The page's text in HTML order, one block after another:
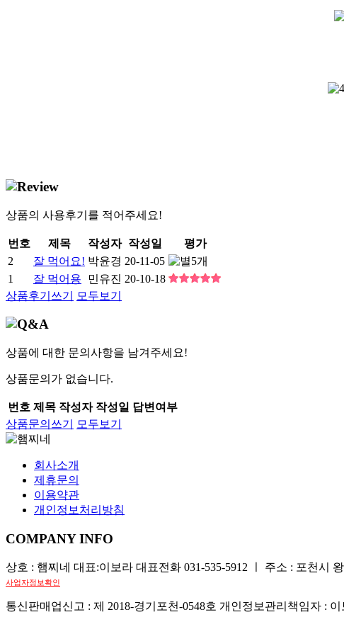
상품의 사용후기를 적어주세요!
번호 제목 작성자 작성일
평가
2
잘 먹어요! 박윤경 20-11-05
1
잘 먹어용 민유진 20-10-18
상품후기쓰기
모두보기
상품에 대한 문의사항을 남겨주세요!
상품문의가 없습니다.
번호 제목 작성자 작성일 답변여부
상품문의쓰기
모두보기
회사소개
제휴문의
이용약관
개인정보처리방침
COMPANY INFO
상호 : 햄찌네 대표:이보라 대표전화 031-535-5912 ㅣ 주소 : 포천시
사업자정보확인
통신판매업신고 : 제 2018-경기포천-0548호 개인정보관리책임자 : 이